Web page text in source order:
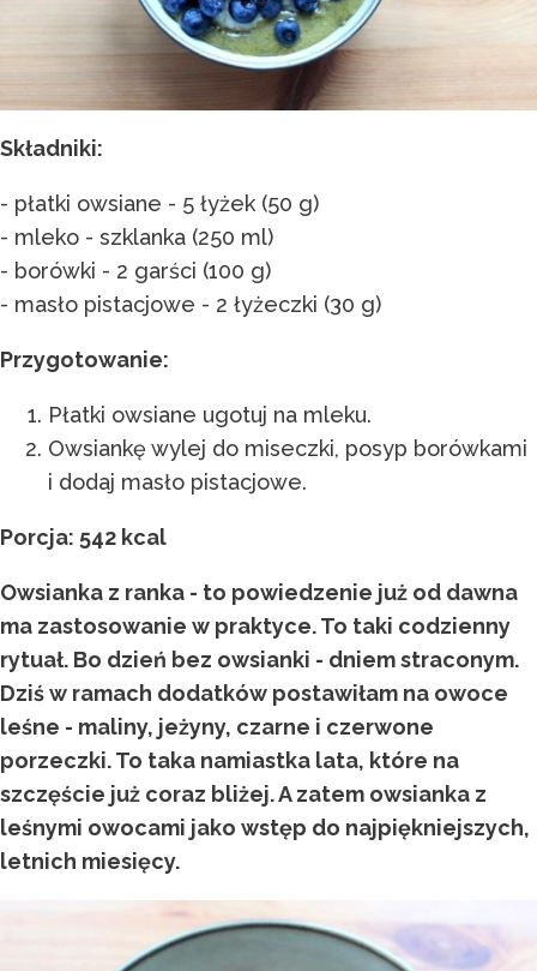
Składniki:
- płatki owsiane - 5 łyżek (50 g)
- mleko - szklanka (250 ml)
- borówki - 2 garści (100 g)
- masło pistacjowe - 2 łyżeczki (30 g)
Przygotowanie:
Płatki owsiane ugotuj na mleku.
Owsiankę wylej do miseczki, posyp borówkami
i dodaj masło pistacjowe.
Porcja: 542 kcal
Owsianka z ranka - to powiedzenie już od dawna
ma zastosowanie w praktyce. To taki codzienny
rytuał. Bo dzień bez owsianki - dniem straconym.
Dziś w ramach dodatków postawiłam na owoce
leśne - maliny, jeżyny, czarne i czerwone
porzeczki. To taka namiastka lata, które na
szczęście już coraz bliżej. A zatem owsianka z
leśnymi owocami jako wstęp do najpiękniejszych,
letnich miesięcy.